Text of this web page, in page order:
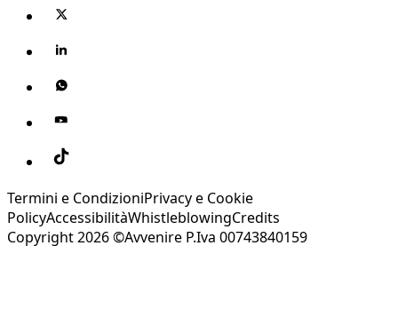
Termini e CondizioniPrivacy e Cookie
PolicyAccessibilitàWhistleblowingCredits
Copyright 2026 ©Avvenire P.Iva 00743840159